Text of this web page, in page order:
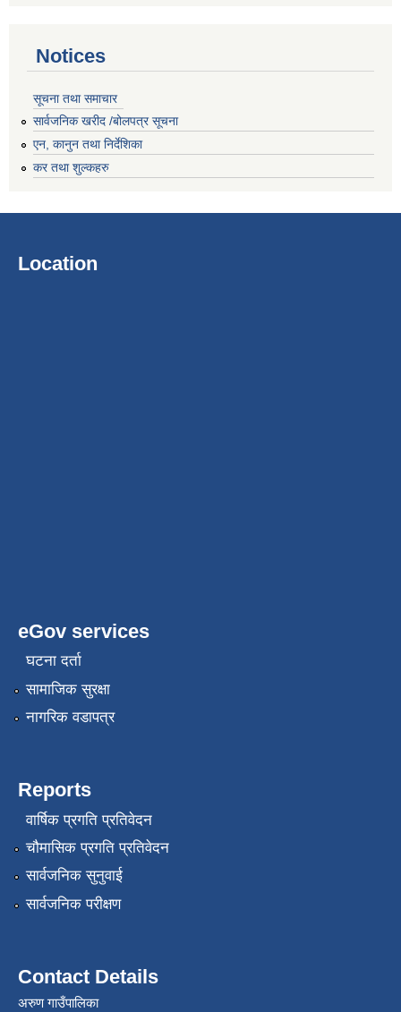
Notices
सूचना तथा समाचार
सार्वजनिक खरीद /बोलपत्र सूचना
एन, कानुन तथा निर्देशिका
कर तथा शुल्कहरु
Location
eGov services
घटना दर्ता
सामाजिक सुरक्षा
नागरिक वडापत्र
Reports
वार्षिक प्रगति प्रतिवेदन
चौमासिक प्रगति प्रतिवेदन
सार्वजनिक सुनुवाई
सार्वजनिक परीक्षण
Contact Details
अरुण गाउँपालिका